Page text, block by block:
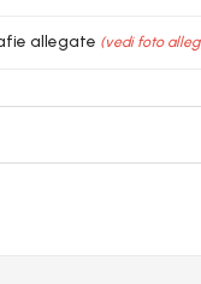
allegate (vedi foto